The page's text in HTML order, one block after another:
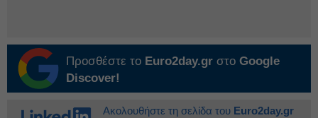
Προσθέστε το Euro2day.gr στο Google
Discover!
Ακολουθήστε τη σελίδα του Euro2day.gr